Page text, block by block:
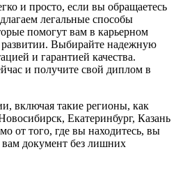
и просто, если вы обращаетесь
легальные способы
помогут вам в карьерном
Выбирайте надежную
и гарантией качества.
и получите свой диплом в
включая такие регионы, как
Екатеринбург, Казань
от того, где вы находитесь, вы
документ без лишних